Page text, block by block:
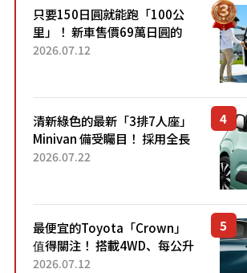
只要150日圓就能跑「100公
里」！ 新車售價69萬日圓的
「3人座」Trike大受歡迎！ 順
2026.07.12
清新綠色的最新「3排7人座」
Minivan 備受矚目！ 採用全長
4.7公尺剛剛好的車身尺寸與
2026.07.22
最便宜的Toyota「Crown」
值得關注！ 搭載4WD、每公升
22.4公里低油耗表現超亮眼！
2026.07.12